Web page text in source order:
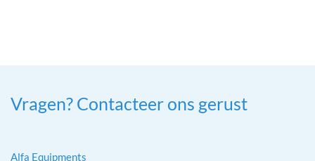
Vragen? Contacteer ons gerust
Alfa Equipments